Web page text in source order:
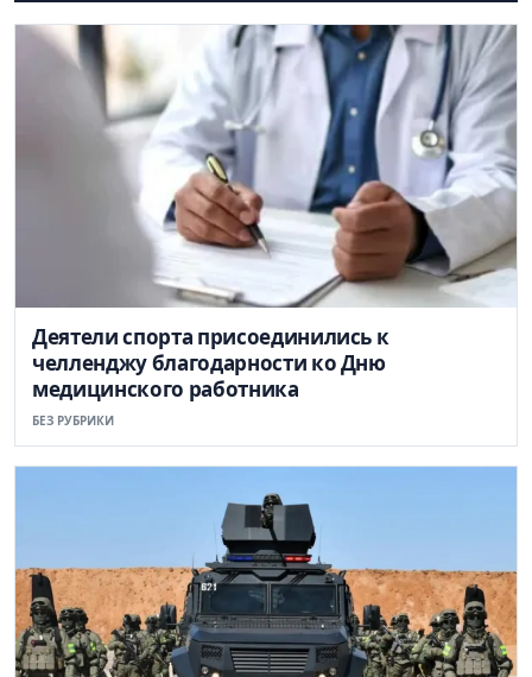
Деятели спорта присоединились к
челленджу благодарности ко Дню
медицинского работника
БЕЗ РУБРИКИ